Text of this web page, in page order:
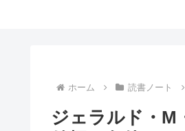
ホーム 読書ノート
ジェラルド・M